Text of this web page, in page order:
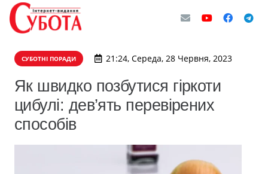
СУБОТНІ ПОРАДИ 21:24, Середа, 28 Червня, 2023
Як швидко позбутися гіркоти
цибулі: дев’ять перевірених
способів